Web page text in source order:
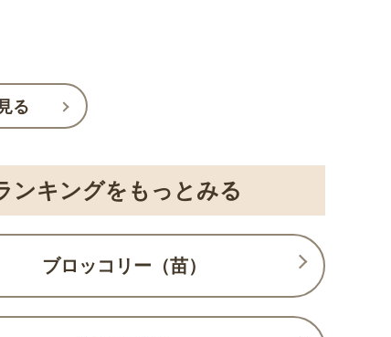
る
ンキングをもっとみる
ブロッコリー（苗）